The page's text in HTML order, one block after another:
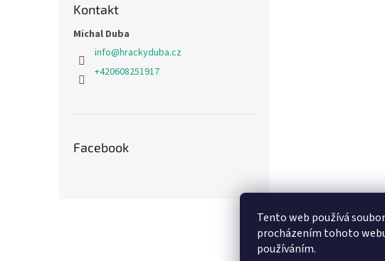
Tento web používá
procházením tohoto
používáním.
Kontakt
Michal Duba
info@hrackyduba.cz
+420608251917
Facebook